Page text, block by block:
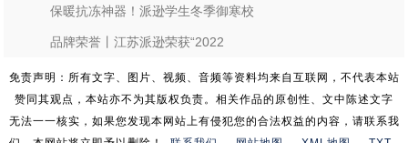
保暖抗冻神器！派逊学生冬季御寒校
品牌荣誉丨江苏派逊荣获“2022
免责声明：所有文字、图片、视频、音频等资料均来自互联网，不代表本站
赞同其观点，本站亦不为其版权负责。相关作品的原创性、文中陈述文字
无法一一核实，如果您发现本网站上有侵犯您的合法权益的内容，请联系我